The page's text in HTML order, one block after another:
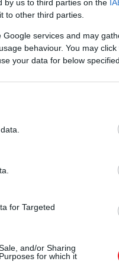
by us to third parties on the
to other third parties.
services and may
behaviour. You may
your data for below
for Targeted
and/or Sharing
for which it
az Instagramon
megosztott bejegyzés